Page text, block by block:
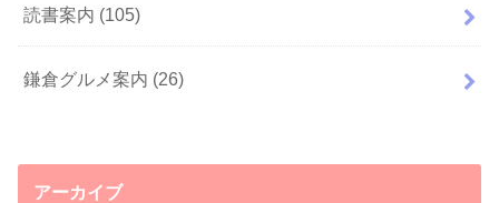
読書案内 (105)
鎌倉グルメ案内 (26)
アーカイブ